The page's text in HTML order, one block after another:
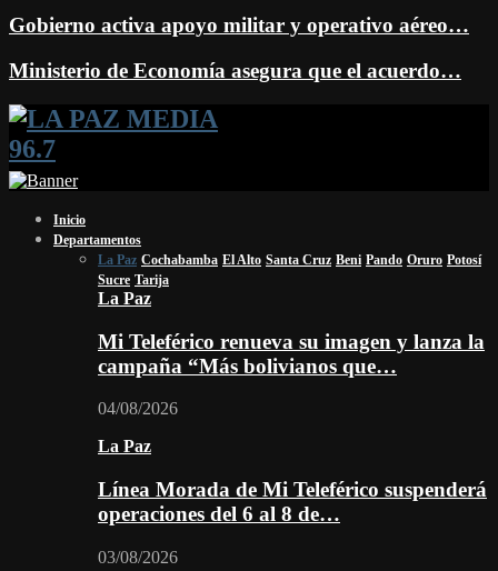
Gobierno activa apoyo militar y operativo aéreo…
Ministerio de Economía asegura que el acuerdo…
Facebook
Twitter
Instagram
Youtube
Email
Twitch
Whatsapp
Inicio
Departamentos
La Paz Cochabamba El Alto Santa Cruz Beni Pando Oruro Potosí
Sucre Tarija
La Paz
Mi Teleférico renueva su imagen y lanza la
campaña “Más bolivianos que…
04/08/2026
La Paz
Línea Morada de Mi Teleférico suspenderá
operaciones del 6 al 8 de…
03/08/2026